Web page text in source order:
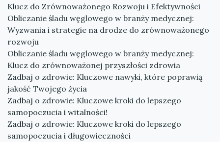
Klucz do Zrównoważonego Rozwoju i Efektywności
Obliczanie śladu węglowego w branży medycznej:
Wyzwania i strategie na drodze do zrównoważonego
rozwoju
Obliczanie śladu węglowego w branży medycznej:
Klucz do zrównoważonej przyszłości zdrowia
Zadbaj o zdrowie: Kluczowe nawyki, które poprawią
jakość Twojego życia
Zadbaj o zdrowie: Kluczowe kroki do lepszego
samopoczucia i witalności!
Zadbaj o zdrowie: Kluczowe kroki do lepszego
samopoczucia i długowieczności